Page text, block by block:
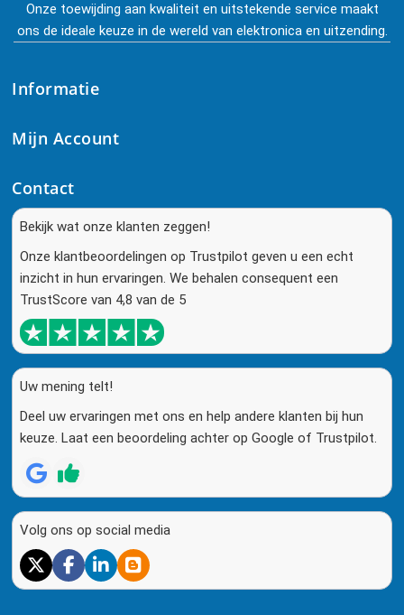
Onze toewijding aan kwaliteit en uitstekende service maakt
ons de ideale keuze in de wereld van elektronica en uitzending.
Informatie
Mijn Account
Contact
Bekijk wat onze klanten zeggen!
Onze klantbeoordelingen op Trustpilot geven u een echt
inzicht in hun ervaringen. We behalen consequent een
TrustScore van 4,8 van de 5
Uw mening telt!
Deel uw ervaringen met ons en help andere klanten bij hun
keuze. Laat een beoordeling achter op Google of Trustpilot.
Volg ons op social media